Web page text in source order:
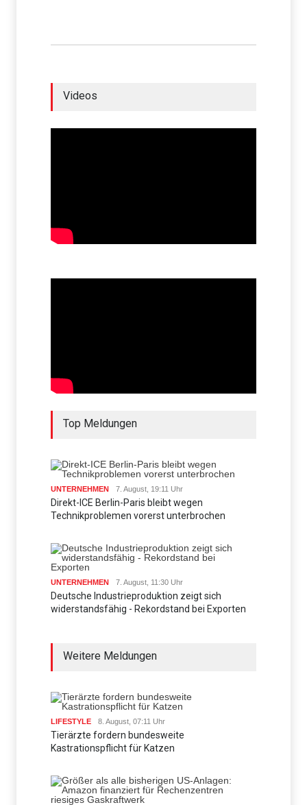
Videos
Top Meldungen
UNTERNEHMEN 7. August, 19:11 Uhr
Direkt-ICE Berlin-Paris bleibt wegen
Technikproblemen vorerst unterbrochen
UNTERNEHMEN 7. August, 11:30 Uhr
Deutsche Industrieproduktion zeigt sich
widerstandsfähig - Rekordstand bei Exporten
Weitere Meldungen
LIFESTYLE 8. August, 07:11 Uhr
Tierärzte fordern bundesweite
Kastrationspflicht für Katzen